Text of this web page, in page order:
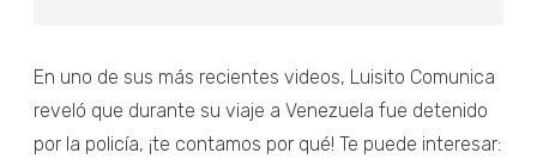
En uno de sus más recientes videos, Luisito Comunica
reveló que durante su viaje a Venezuela fue detenido
por la policía, ¡te contamos por qué! Te puede interesar: